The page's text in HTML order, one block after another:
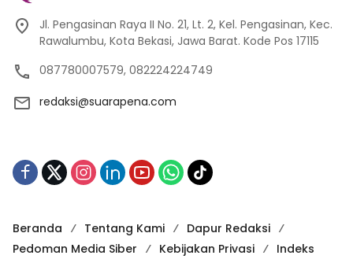
Jl. Pengasinan Raya II No. 21, Lt. 2, Kel. Pengasinan, Kec.
Rawalumbu, Kota Bekasi, Jawa Barat. Kode Pos 17115
087780007579, 082224224749
redaksi@suarapena.com
Beranda Tentang Kami
Dapur Redaksi
Pedoman Media Siber
Kebijakan Privasi Indeks